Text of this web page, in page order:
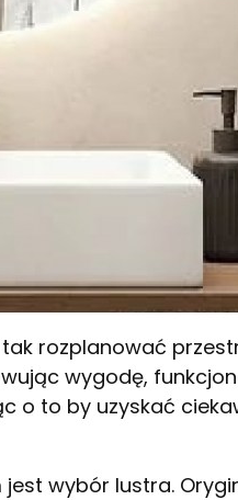
rozplanować
wygodę,
o to by uzyskać
wybór lustra.